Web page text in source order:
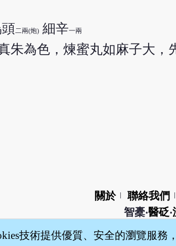
二兩(炮)細辛一兩
朱為色，煉蜜丸如麻子大
關於 聯絡我們
智橐‧醫砭‧
技術提供優質、安全的瀏覽服務